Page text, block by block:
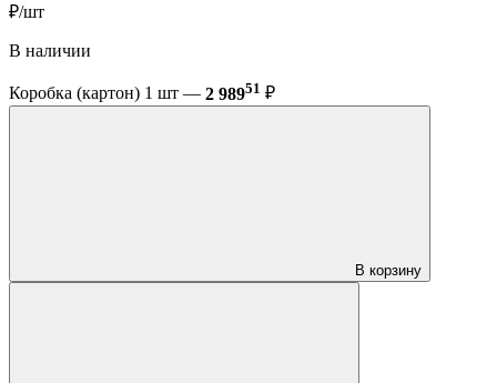
₽/шт
В наличии
Коробка (картон) 1 шт — 2 98951 ₽
В корзину